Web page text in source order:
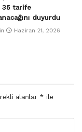
35 tarife
duyurdu
Haziran 21, 2026
alanlar * ile